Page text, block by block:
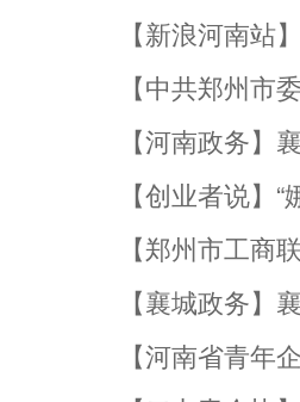
业工作
【新浪河南站
【中共郑州
【河南政务】
【创业者说】
【郑州市工商
【襄城政务】
【河南省青